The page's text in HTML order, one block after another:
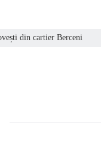
din cartier Berceni